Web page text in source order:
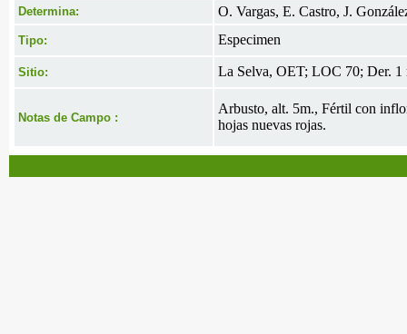
Determina: O. Vargas, E. Castro, J.
Tipo: Especimen
Sitio: La Selva, OET; LOC 70; Der. 1
Notas de Campo :
Arbusto, alt. 5m., Fértil con
hojas nuevas rojas.